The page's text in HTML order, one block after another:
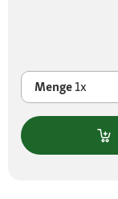
Menge1x